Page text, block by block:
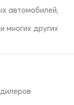
автомобилей,
многих других